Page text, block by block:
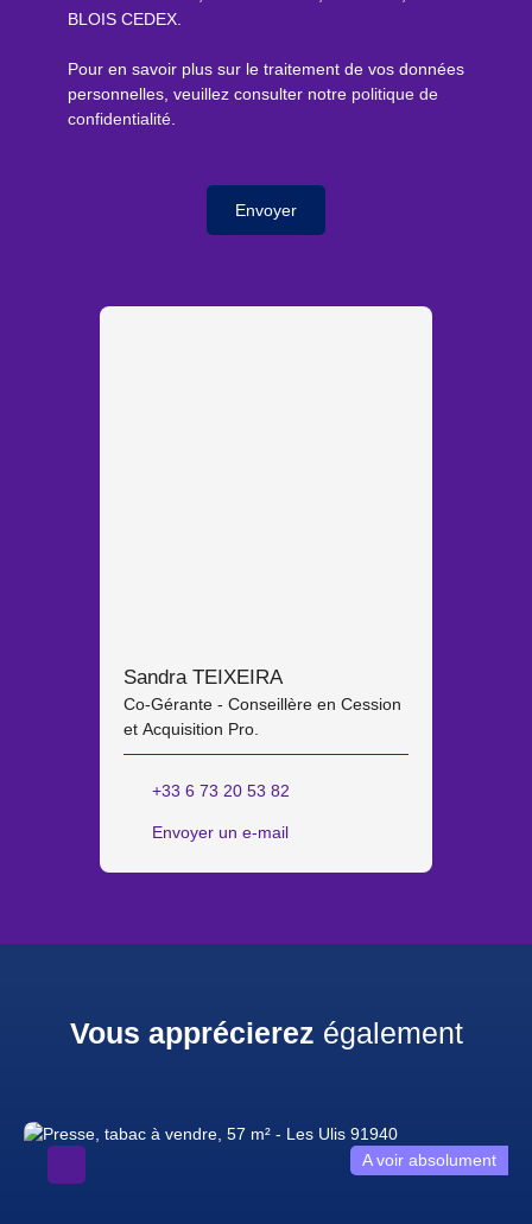
BLOIS CEDEX.
Pour en savoir plus sur le traitement de vos données
personnelles, veuillez consulter notre politique de
confidentialité
Envoyer
Sandra TEIXEIRA
Co-Gérante - Conseillère en Cession
et Acquisition Pro.
+33 6 73 20 53 82
Envoyer un e-mail
Vous apprécierez également
A voir absolument